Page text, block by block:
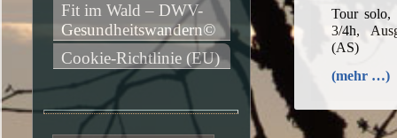
Tour
3/4h,
(AS)
(mehr …)
Fit im Wald – DWV-
Gesundheitswandern©
Cookie-Richtlinie (EU)